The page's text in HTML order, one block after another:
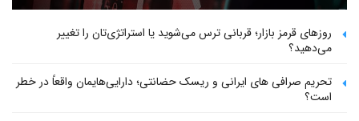
روزهای قرمز بازار؛ قربانی ترس می‌شوید یا استراتژی‌تان را تغییر
می‌دهید؟
تحریم صرافی های ایرانی و ریسک حضانتی؛ دارایی‌هایمان واقعاً در خطر
است؟